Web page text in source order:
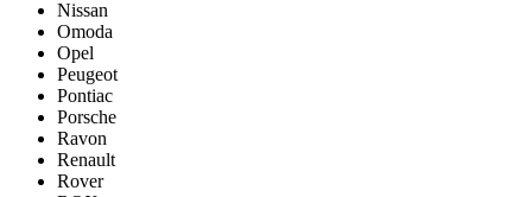
Nissan
Omoda
Opel
Peugeot
Pontiac
Porsсhe
Ravon
Renault
Rover